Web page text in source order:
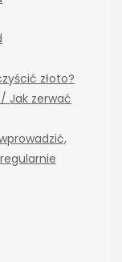
złoto?
Jak zerwać